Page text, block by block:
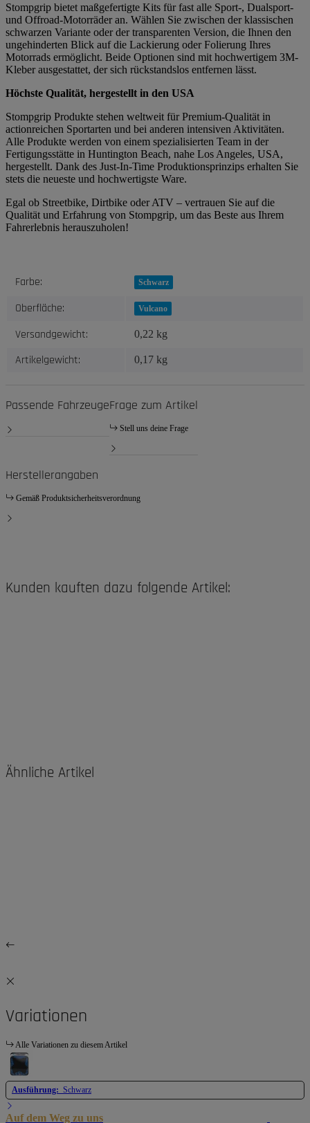
Stompgrip bietet maßgefertigte Kits für fast alle Sport-, Dualsport-
und Offroad-Motorräder an. Wählen Sie zwischen der klassischen
schwarzen Variante oder der transparenten Version, die Ihnen den
ungehinderten Blick auf die Lackierung oder Folierung Ihres
Motorrads ermöglicht. Beide Optionen sind mit hochwertigem 3M-
Kleber ausgestattet, der sich rückstandslos entfernen lässt.
Höchste Qualität, hergestellt in den USA
Stompgrip Produkte stehen weltweit für Premium-Qualität in
actionreichen Sportarten und bei anderen intensiven Aktivitäten.
Alle Produkte werden von einem spezialisierten Team in der
Fertigungsstätte in Huntington Beach, nahe Los Angeles, USA,
hergestellt. Dank des Just-In-Time Produktionsprinzips erhalten Sie
stets die neueste und hochwertigste Ware.
Egal ob Streetbike, Dirtbike oder ATV – vertrauen Sie auf die
Qualität und Erfahrung von Stompgrip, um das Beste aus Ihrem
Fahrerlebnis herauszuholen!
Produkteigenschaft
Wert
Farbe: Schwarz
Oberfläche: Vulcano
Versandgewicht: 0,22 kg
Artikelgewicht: 0,17 kg
Passende FahrzeugeFrage zum Artikel
Stell uns deine Frage
Herstellerangaben
Gemäß Produktsicherheitsverordnung
Kunden kauften dazu folgende Artikel:
Ähnliche Artikel
Variationen
Alle Variationen zu diesem Artikel
Ausführung: Schwarz
Auf dem Weg zu uns